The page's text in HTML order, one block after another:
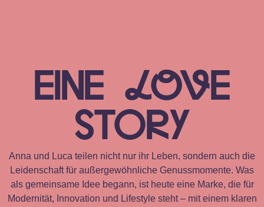
EINE LOVE
STORy
Anna und Luca teilen nicht nur ihr Leben, sondern auch die
Leidenschaft für außergewöhnliche Genussmomente. Was
als gemeinsame Idee begann, ist heute eine Marke, die für
Modernität, Innovation und Lifestyle steht – mit einem klaren